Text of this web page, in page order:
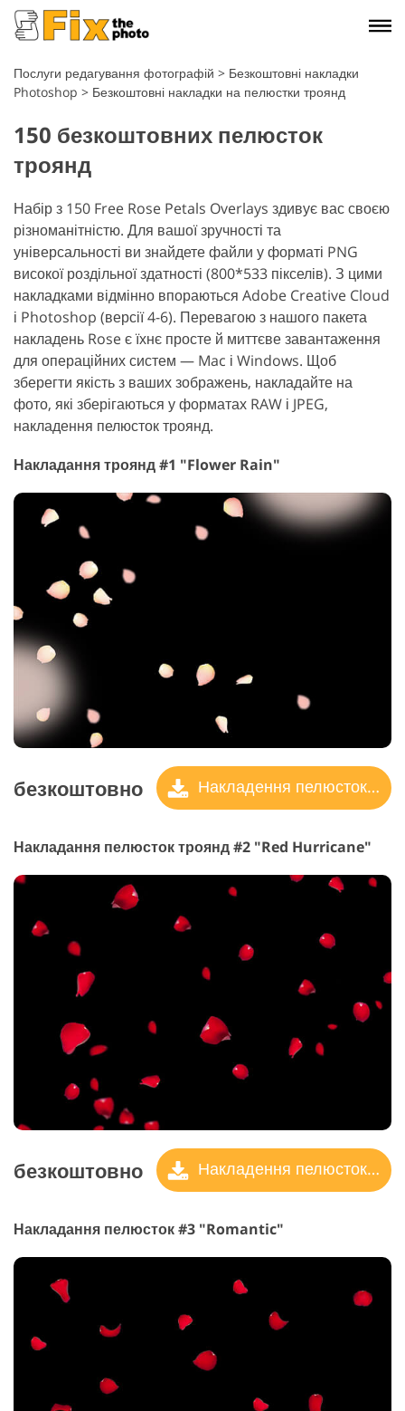
Послуги редагування фотографій > Безкоштовні накладки
Photoshop > Безкоштовні накладки на пелюстки троянд
150 безкоштовних пелюсток
троянд
Набір з 150 Free Rose Petals Overlays здивує вас своєю
різноманітністю. Для вашої зручності та
універсальності ви знайдете файли у форматі PNG
високої роздільної здатності (800*533 пікселів). З цими
накладками відмінно впораються Adobe Creative Cloud
і Photoshop (версії 4-6). Перевагою з нашого пакета
накладень Rose є їхнє просте й миттєве завантаження
для операційних систем — Mac і Windows. Щоб
зберегти якість з ваших зображень, накладайте на
фото, які зберігаються у форматах RAW і JPEG,
накладення пелюсток троянд.
Накладання троянд #1 "Flower Rain"
безкоштовно Накладення пелюсток троянд
Накладання пелюсток троянд #2 "Red Hurricane"
безкоштовно Накладення пелюсток троянд
Накладання пелюсток #3 "Romantic"